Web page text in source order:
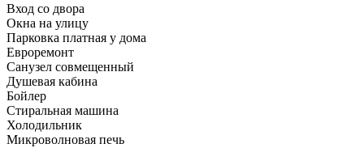
Вход со двора
Окна на улицу
Парковка платная у дома
Евроремонт
Санузел совмещенный
Душевая кабина
Бойлер
Стиральная машина
Холодильник
Микроволновая печь